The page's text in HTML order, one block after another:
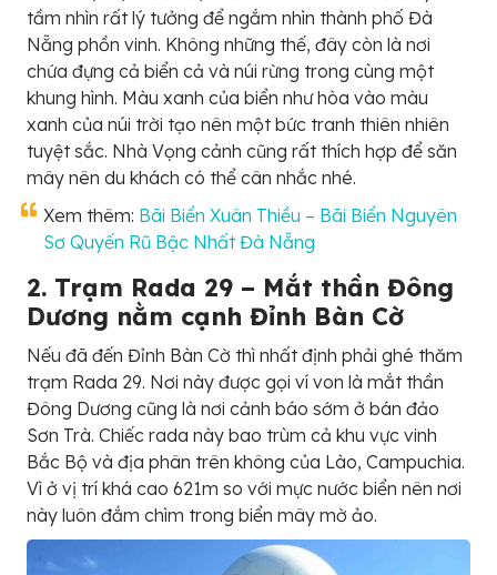
tầm nhìn rất lý tưởng để ngắm nhìn thành phố Đà
Nẵng phồn vinh. Không những thế, đây còn là nơi
chứa đựng cả biển cả và núi rừng trong cùng một
khung hình. Màu xanh của biển như hòa vào màu
xanh của núi trời tạo nên một bức tranh thiên nhiên
tuyệt sắc. Nhà Vọng cảnh cũng rất thích hợp để săn
mây nên du khách có thể cân nhắc nhé.
Xem thêm: Bãi Biển Xuân Thiều – Bãi Biển Nguyên
Sơ Quyến Rũ Bậc Nhất Đà Nẵng
2. Trạm Rada 29 – Mắt thần Đông
Dương nằm cạnh Đỉnh Bàn Cờ
Nếu đã đến Đỉnh Bàn Cờ thì nhất định phải ghé thăm
trạm Rada 29. Nơi này được gọi ví von là mắt thần
Đông Dương cũng là nơi cảnh báo sớm ở bán đảo
Sơn Trà. Chiếc rada này bao trùm cả khu vực vinh
Bắc Bộ và địa phân trên không của Lào, Campuchia.
Vì ở vị trí khá cao 621m so với mực nước biển nên nơi
này luôn đắm chìm trong biển mây mờ ảo.